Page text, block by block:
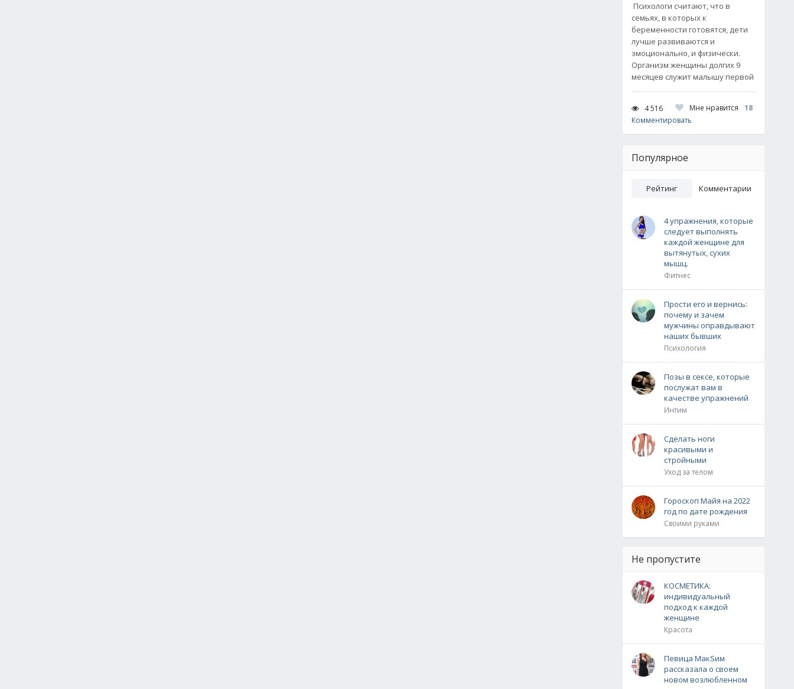
Психологи считают, что в
семьях, в которых к
беременности готовятся, дети
лучше развиваются и
эмоционально, и физически.
Организм женщины долгих 9
месяцев служит малышу первой
4 516 Мне нравится
18
Комментировать
Популярное
Рейтинг Комментарии
4 упражнения, которые
следует выполнять
каждой женщине для
вытянутых, сухих
мышц.
Фитнес
Прости его и вернись:
почему и зачем
мужчины оправдывают
наших бывших
Психология
Позы в сексе, которые
послужат вам в
качестве упражнений
Интим
Сделать ноги
красивыми и
стройными
Уход за телом
Гороскоп Майя на 2022
год по дате рождения
Своими руками
Не пропустите
КОСМЕТИКА:
индивидуальный
подход к каждой
женщине
Красота
Певица МакSим
рассказала о своем
новом возлюбленном